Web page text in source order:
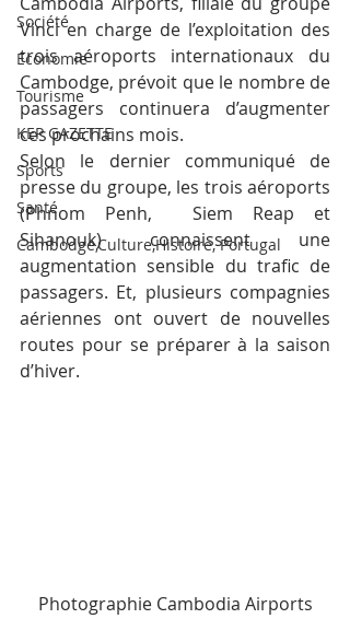
Société
Economie
Tourisme
KEP GAZETTE
Sports
Santé
Cambodge,Culture,Histoire, Portugal
Vinci en charge de l’exploitation des
trois aéroports internationaux du
Cambodge, prévoit que le nombre de
passagers continuera d’augmenter
ces prochains mois.
Selon le dernier communiqué de
presse du groupe, les trois aéroports
(Phnom Penh,  Siem Reap et
Sihanouk) connaissent une
augmentation sensible du trafic de
passagers. Et, plusieurs compagnies
aériennes ont ouvert de nouvelles
routes pour se préparer à la saison
d’hiver.
Photographie Cambodia Airports